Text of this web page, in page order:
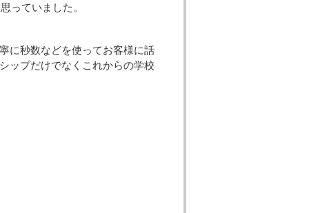
っていました。
に秒数などを使ってお客様に話
ップだけでなくこれからの学校